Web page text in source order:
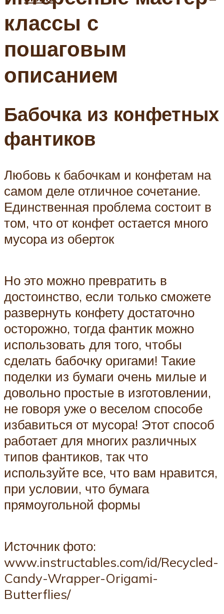
классы с
пошаговым
описанием
Бабочка из конфетных
фантиков
Любовь к бабочкам и конфетам на
самом деле отличное сочетание.
Единственная проблема состоит в
том, что от конфет остается много
мусора из оберток
Но это можно превратить в
достоинство, если только сможете
развернуть конфету достаточно
осторожно, тогда фантик можно
использовать для того, чтобы
сделать бабочку оригами! Такие
поделки из бумаги очень милые и
довольно простые в изготовлении,
не говоря уже о веселом способе
избавиться от мусора! Этот способ
работает для многих различных
типов фантиков, так что
используйте все, что вам нравится,
при условии, что бумага
прямоугольной формы
Источник фото:
www.instructables.com/id/Recycled-
Candy-Wrapper-Origami-
Butterflies/